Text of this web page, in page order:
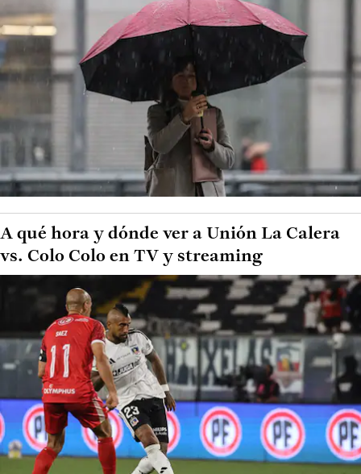
A qué hora y dónde ver a Unión La Calera
vs. Colo Colo en TV y streaming